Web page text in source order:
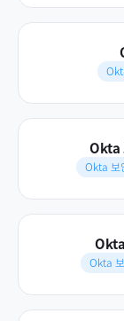
Okta
Okta 보
Okta